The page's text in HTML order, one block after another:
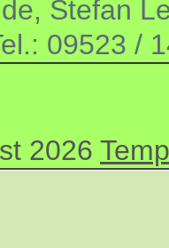
Stefan
09523 /
2026